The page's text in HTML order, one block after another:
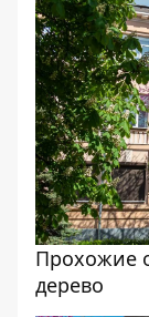
Прохожие
дерево